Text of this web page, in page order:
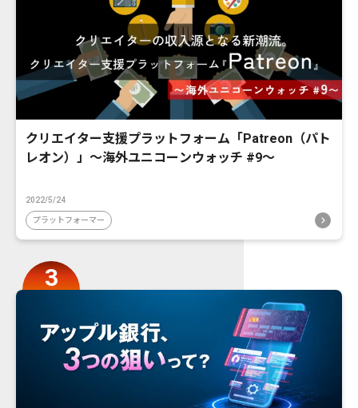
クリエイター支援プラットフォーム「Patreon（パト
レオン）」〜海外ユニコーンウォッチ #9〜
2022/5/24
プラットフォーマー